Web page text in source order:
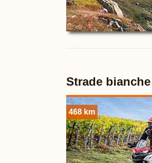
Strade
468 km